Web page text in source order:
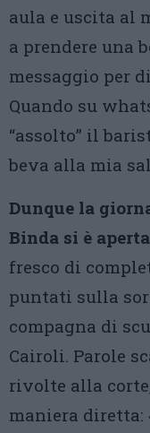
aula e uscita al
a prendere una
messaggio per
Quando su
“assolto” il
beva alla mia
Dunque la
Binda si è
fresco di
puntati sulla
compagna di
Cairoli. Parole
rivolte alla
maniera diretta: